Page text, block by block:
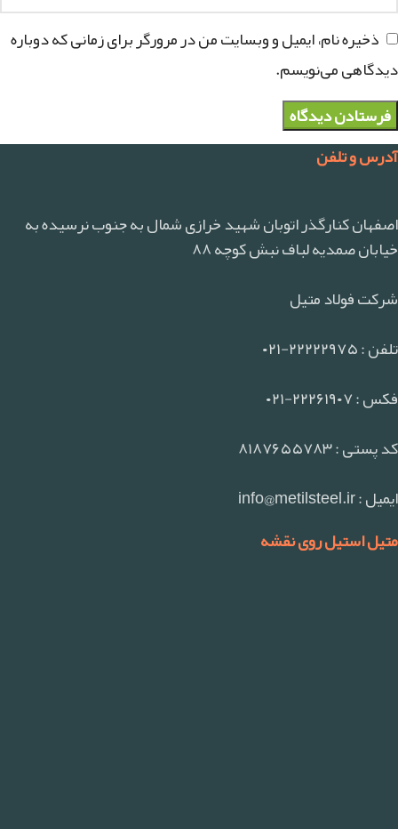
ذخیره نام، ایمیل و وبسایت من در مرورگر برای زمانی که دوباره
دیدگاهی می‌نویسم.
آدرس و تلفن
اصفهان کنارگذر اتوبان شهید خرازی شمال به جنوب نرسیده به
خیابان صمدیه لباف نبش کوچه ۸۸
شرکت فولاد متیل
تلفن : ۲۲۲۲۲۹۷۵-۰۲۱
فکس : ۲۲۲۶۱۹۰۷-۰۲۱
کد پستی : ۸۱۸۷۶۵۵۷۸۳
ایمیل : info@metilsteel.ir
متیل استیل روی نقشه